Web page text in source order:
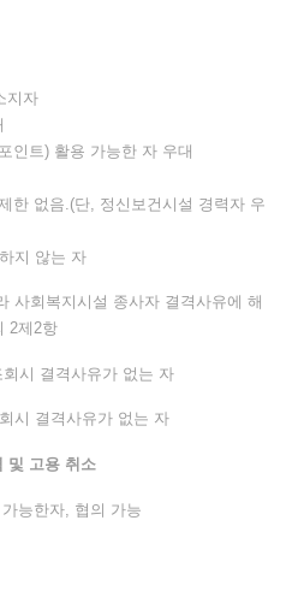
지자
인트) 활용 가능한 자 우대
한 없음.(단, 정신보건시설 경력자 우
지 않는 자
사회복지시설 종사자 결격사유에 해
2제2항
시 결격사유가 없는 자
시 결격사유가 없는 자
및 고용 취소
능한자, 협의 가능